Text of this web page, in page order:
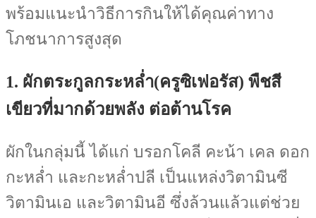
พร้อมแนะนำวิธีการกินให้ได้คุณค่าทาง
โภชนาการสูงสุด
1. ผักตระกูลกระหล่ำ(ครูซิเฟอรัส) พืชสี
เขียวที่มากด้วยพลัง ต่อต้านโรค
ผักในกลุ่มนี้ ได้แก่ บรอกโคลี คะน้า เคล ดอก
กะหล่ำ และกะหล่ำปลี เป็นแหล่งวิตามินซี
วิตามินเอ และวิตามินอี ซึ่งล้วนแล้วแต่ช่วย